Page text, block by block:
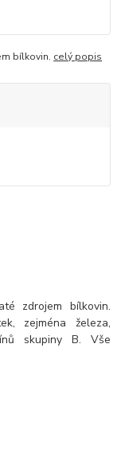
bílkovin. celý popis
zdrojem bílkovin.
zejména železa,
skupiny B. Vše